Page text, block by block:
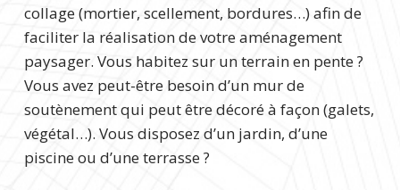
collage (mortier, scellement, bordures…) afin de
faciliter la réalisation de votre aménagement
paysager. Vous habitez sur un terrain en pente ?
Vous avez peut-être besoin d’un mur de
soutènement qui peut être décoré à façon (galets,
végétal…). Vous disposez d’un jardin, d’une
piscine ou d’une terrasse ?